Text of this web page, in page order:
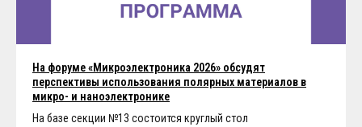
На форуме «Микроэлектроника 2026» обсудят
перспективы использования полярных материалов в
микро- и наноэлектронике
На базе секции №13 состоится круглый стол